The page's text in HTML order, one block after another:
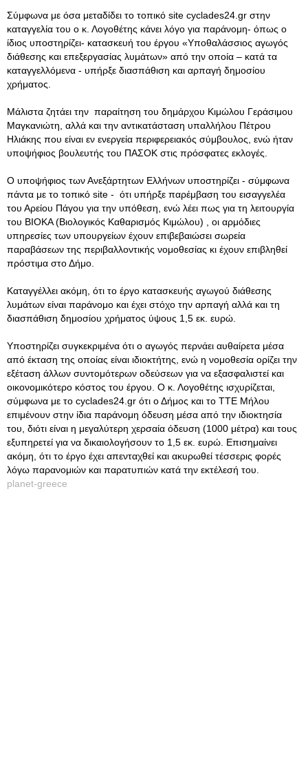
Σύμφωνα με όσα μεταδίδει το τοπικό site cyclades24.gr στην
καταγγελία του ο κ. Λογοθέτης κάνει λόγο για παράνομη- όπως ο
ίδιος υποστηρίζει- κατασκευή του έργου «Υποθαλάσσιος αγωγός
διάθεσης και επεξεργασίας λυμάτων» από την οποία – κατά τα
καταγγελλόμενα - υπήρξε διασπάθιση και αρπαγή δημοσίου
χρήματος.
Μάλιστα ζητάει την παραίτηση του δημάρχου Κιμώλου Γεράσιμου
Μαγκανιώτη, αλλά και την αντικατάσταση υπαλλήλου Πέτρου
Ηλιάκης που είναι εν ενεργεία περιφερειακός σύμβουλος, ενώ ήταν
υποψήφιος βουλευτής του ΠΑΣΟΚ στις πρόσφατες εκλογές.
Ο υποψήφιος των Ανεξάρτητων Ελλήνων υποστηρίζει - σύμφωνα
πάντα με το τοπικό site - ότι υπήρξε παρέμβαση του εισαγγελέα
του Αρείου Πάγου για την υπόθεση, ενώ λέει πως για τη λειτουργία
του ΒΙΟΚΑ (Βιολογικός Καθαρισμός Κιμώλου) , οι αρμόδιες
υπηρεσίες των υπουργείων έχουν επιβεβαιώσει σωρεία
παραβάσεων της περιβαλλοντικής νομοθεσίας κι έχουν επιβληθεί
πρόστιμα στο Δήμο.
Καταγγέλλει ακόμη, ότι το έργο κατασκευής αγωγού διάθεσης
λυμάτων είναι παράνομο και έχει στόχο την αρπαγή αλλά και τη
διασπάθιση δημοσίου χρήματος ύψους 1,5 εκ. ευρώ.
Υποστηρίζει συγκεκριμένα ότι ο αγωγός περνάει αυθαίρετα μέσα
από έκταση της οποίας είναι ιδιοκτήτης, ενώ η νομοθεσία ορίζει την
εξέταση άλλων συντομότερων οδεύσεων για να εξασφαλιστεί και
οικονομικότερο κόστος του έργου. Ο κ. Λογοθέτης ισχυρίζεται,
σύμφωνα με το cyclades24.gr ότι ο Δήμος και το ΤΤΕ Μήλου
επιμένουν στην ίδια παράνομη όδευση μέσα από την ιδιοκτησία
του, διότι είναι η μεγαλύτερη χερσαία όδευση (1000 μέτρα) και τους
εξυπηρετεί για να δικαιολογήσουν το 1,5 εκ. ευρώ. Επισημαίνει
ακόμη, ότι το έργο έχει απενταχθεί και ακυρωθεί τέσσερις φορές
λόγω παρανομιών και παρατυπιών κατά την εκτέλεσή του.
planet-greece